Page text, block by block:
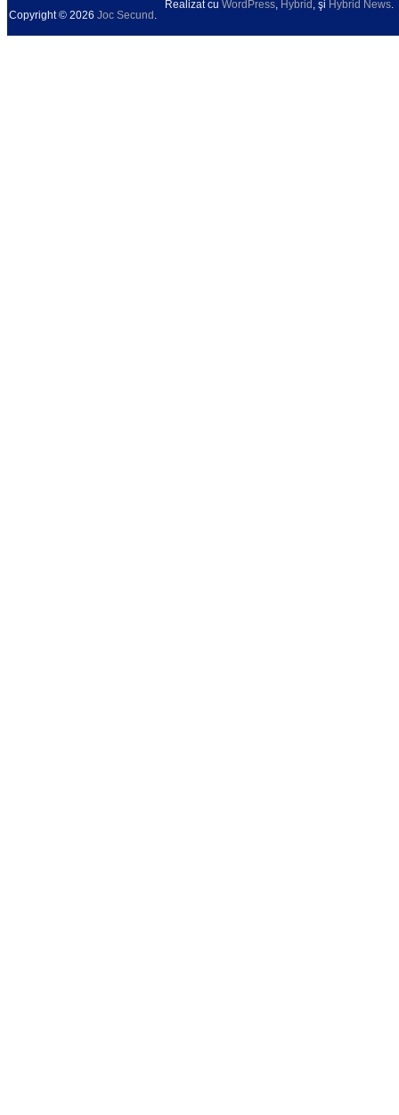
Copyright © 2026 Joc Secund .
Realizat cu WordPress, Hybrid , şi Hybrid News.